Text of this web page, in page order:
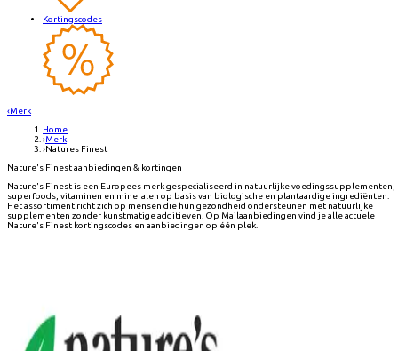
Kortingscodes
‹Merk
Home
›Merk
›Natures Finest
Nature's Finest aanbiedingen & kortingen
Nature's Finest is een Europees merk gespecialiseerd in natuurlijke voedingssupplementen,
superfoods, vitaminen en mineralen op basis van biologische en plantaardige ingrediënten.
Het assortiment richt zich op mensen die hun gezondheid ondersteunen met natuurlijke
supplementen zonder kunstmatige additieven. Op Mailaanbiedingen vind je alle actuele
Nature's Finest kortingscodes en aanbiedingen op één plek.